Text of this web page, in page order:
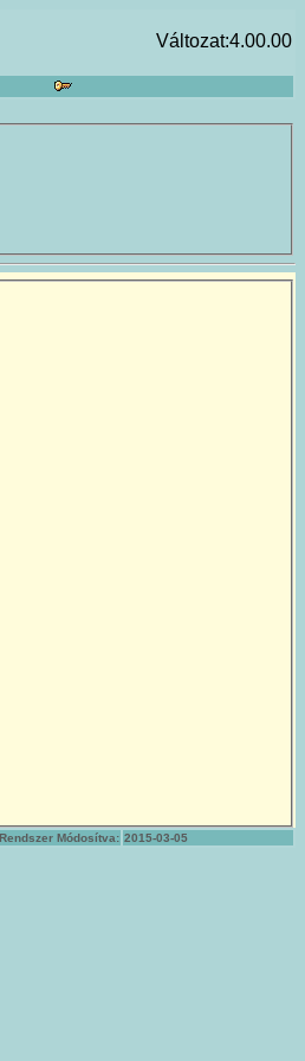
Változat:4.00.00
Rendszer Módosítva: 2015-03-05